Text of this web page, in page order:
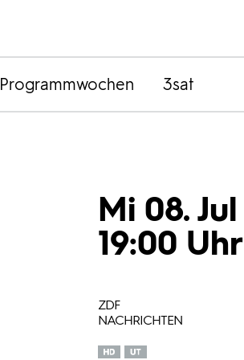
Programmwochen 3sat
Mi 08. Jul
19:00 Uhr
ZDF
NACHRICHTEN